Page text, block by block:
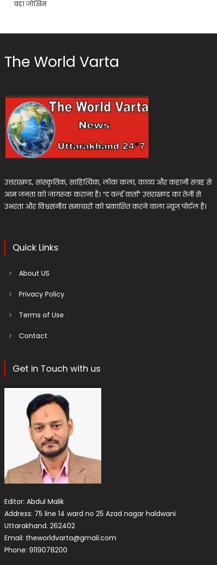
बड़ा जोखिम
The World Varta
उत्तराखण्ड, सांस्कृतिक, साहित्यिक, लोक कला, काव्य और कहानी संग्रह से
आम जनता को जागरूक कराना है। “द वर्ल्ड वार्ता” उत्तराखण्ड का तेजी से
उभरता और विश्वसनीय समाचारों को प्रकाशित करने वाला न्यूज पोर्टल है।
Quick Links
About US
Privacy Policy
Terms of Use
Contact
Get in Touch with us
Editor: Abdul Malik
Address: 75 line 14 ward no 25 Azad nagar haldwani
Uttarakhand. 262402
Email: theworldvarta@gmail.com
Phone: 9119078200